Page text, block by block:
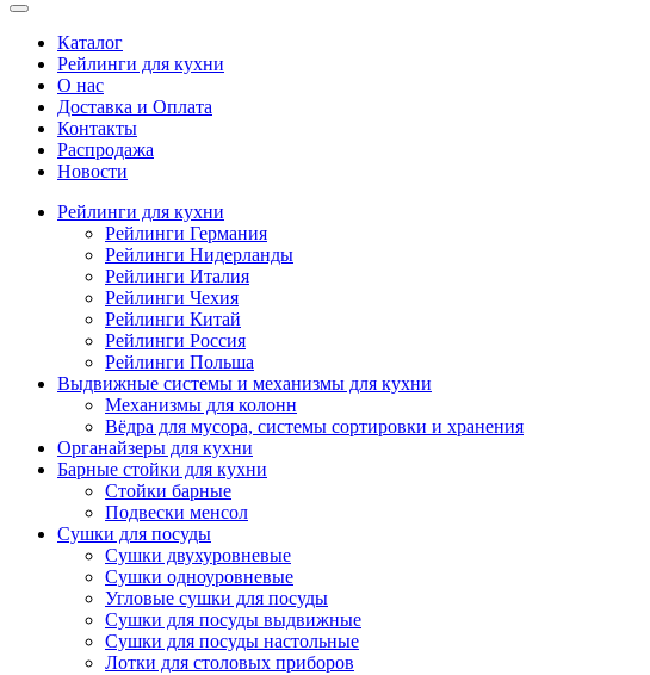
Каталог
Рейлинги для кухни
О нас
Доставка и Оплата
Контакты
Распродажа
Новости
Рейлинги для кухни
Рейлинги Германия
Рейлинги Нидерланды
Рейлинги Италия
Рейлинги Чехия
Рейлинги Китай
Рейлинги Россия
Рейлинги Польша
Выдвижные системы и механизмы для кухни
Механизмы для колонн
Вёдра для мусора, системы сортировки и хранения
Органайзеры для кухни
Барные стойки для кухни
Стойки барные
Подвески менсол
Сушки для посуды
Сушки двухуровневые
Сушки одноуровневые
Угловые сушки для посуды
Сушки для посуды выдвижные
Сушки для посуды настольные
Лотки для столовых приборов